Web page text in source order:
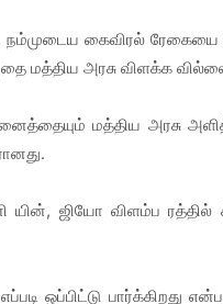
கைவிரல் ரேகையை
மத்திய அரசு விளக்க
மத்திய அரசு
யின், ஜியோ விளம்ப
ஒப்பிட்டு பார்க்கிறது